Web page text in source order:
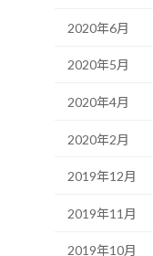
2020年6月
2020年5月
2020年4月
2020年2月
2019年12月
2019年11月
2019年10月